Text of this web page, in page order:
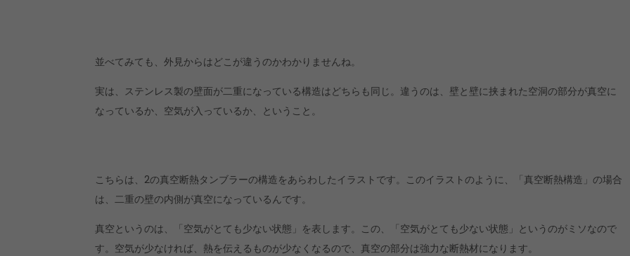
並べてみても、外見からはどこが違うのかわかりませんね。
実は、ステンレス製の壁面が二重になっている構造はどちらも同じ。違うのは、壁と壁に挟まれた空洞の部分が真空に
なっているか、空気が入っているか、ということ。
こちらは、2の真空断熱タンブラーの構造をあらわしたイラストです。このイラストのように、「真空断熱構造」の場合
は、二重の壁の内側が真空になっているんです。
真空というのは、「空気がとても少ない状態」を表します。この、「空気がとても少ない状態」というのがミソなので
す。空気が少なければ、熱を伝えるものが少なくなるので、真空の部分は強力な断熱材になります。